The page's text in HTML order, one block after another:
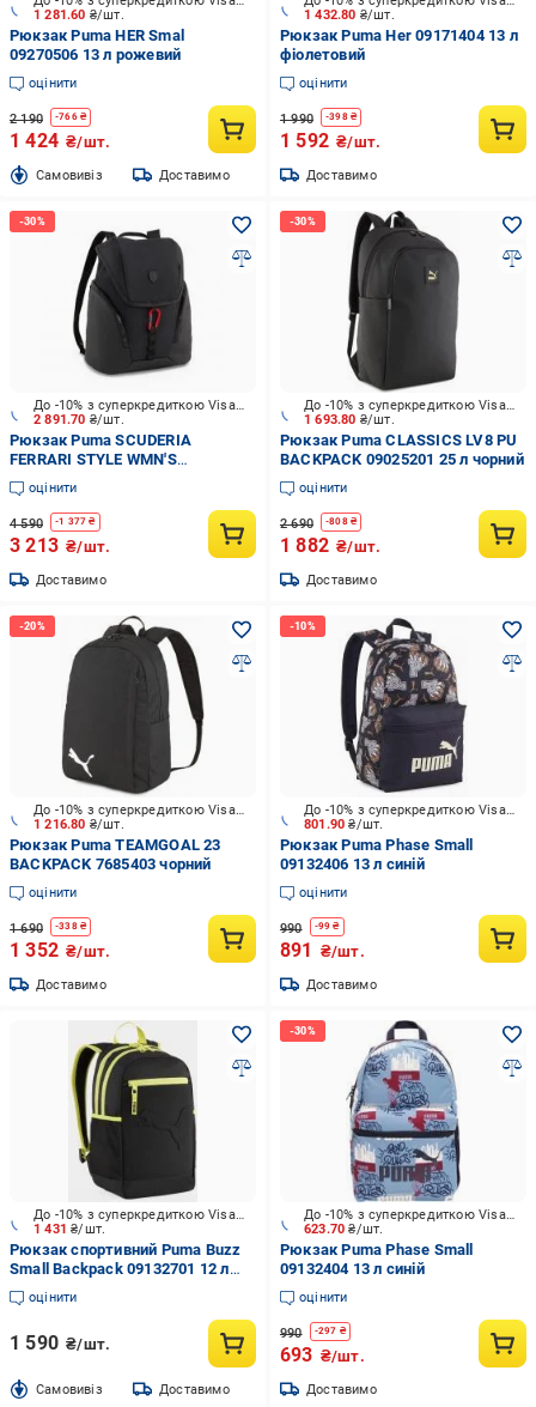
1 281.60 ₴/шт.
Рюкзак Puma HER Smal
09270506 13 л рожевий
оцінити
2 190 -766₴
1 424 ₴/шт.
Cамовивіз Доставимо
1 432.80 ₴/шт.
Рюкзак Puma Her 09171404 13 л
фіолетовий
оцінити
1 990 -398₴
1 592 ₴/шт.
Доставимо
2 891.70 ₴/шт.
До -10% з суперкредиткою Visa Вигода
Рюкзак Puma SCUDERIA
FERRARI STYLE WMN'S
BACKPACK 09067001 12 л чорний
оцінити
4 590 -1 377 ₴
3 213 ₴/шт.
Доставимо
1 693.80 ₴/шт.
До -10% з суперкредиткою Visa Вигода
Рюкзак Puma CLASSICS LV8 PU
BACKPACK 09025201 25 л чорний
оцінити
2 690 -808₴
1 882 ₴/шт.
Доставимо
1 216.80 ₴/шт.
До -10% з суперкредиткою Visa Вигода
Рюкзак Puma TEAMGOAL 23
BACKPACK 7685403 чорний
оцінити
1 690 -338₴
1 352 ₴/шт.
Доставимо
801.90₴/шт.
До -10% з суперкредиткою Visa Вигода
Рюкзак Puma Phase Small
09132406 13 л синій
оцінити
990 -99 ₴
891 ₴/шт.
Доставимо
1 431₴/шт.
До -10% з суперкредиткою Visa Вигода
Рюкзак спортивний Puma Buzz
Small Backpack 09132701 12 л
чорний
оцінити
1 590 ₴/шт.
Cамовивіз Доставимо
623.70₴/шт.
До -10% з суперкредиткою Visa Вигода
Рюкзак Puma Phase Small
09132404 13 л синій
оцінити
990 -297 ₴
693 ₴/шт.
Доставимо